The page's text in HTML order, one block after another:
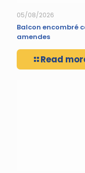
05/08/2026
Balcon encombré
amendes
Read